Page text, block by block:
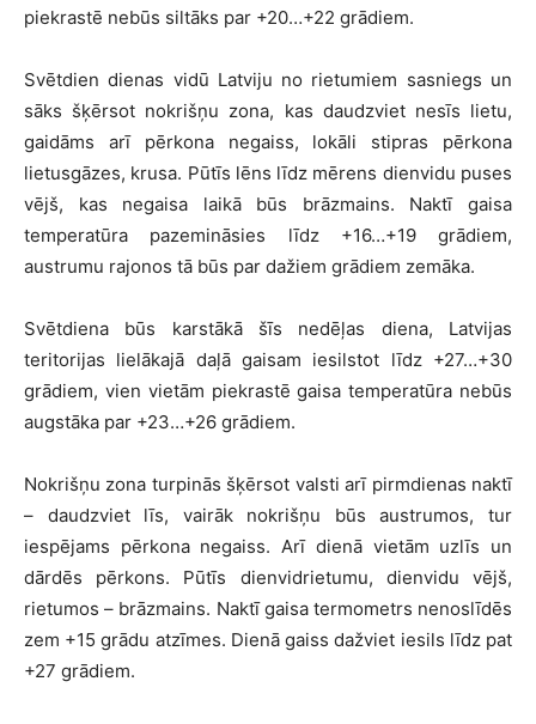
piekrastē nebūs siltāks par +20…+22 grādiem.
Svētdien dienas vidū Latviju no rietumiem sasniegs un
sāks šķērsot nokrišņu zona, kas daudzviet nesīs lietu,
gaidāms arī pērkona negaiss, lokāli stipras pērkona
lietusgāzes, krusa. Pūtīs lēns līdz mērens dienvidu puses
vējš, kas negaisa laikā būs brāzmains. Naktī gaisa
temperatūra pazemināsies līdz +16…+19 grādiem,
austrumu rajonos tā būs par dažiem grādiem zemāka.
Svētdiena būs karstākā šīs nedēļas diena, Latvijas
teritorijas lielākajā daļā gaisam iesilstot līdz +27…+30
grādiem, vien vietām piekrastē gaisa temperatūra nebūs
augstāka par +23…+26 grādiem.
Nokrišņu zona turpinās šķērsot valsti arī pirmdienas naktī
– daudzviet līs, vairāk nokrišņu būs austrumos, tur
iespējams pērkona negaiss. Arī dienā vietām uzlīs un
dārdēs pērkons. Pūtīs dienvidrietumu, dienvidu vējš,
rietumos – brāzmains. Naktī gaisa termometrs nenoslīdēs
zem +15 grādu atzīmes. Dienā gaiss dažviet iesils līdz pat
+27 grādiem.